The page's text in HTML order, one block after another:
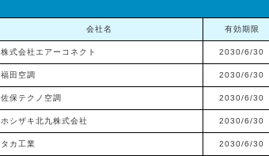
会社名 有効期限
株式会社エアーコネクト 2030/6/30
福田空調 2030/6/30
佐保テクノ空調 2030/6/30
ホシザキ北九株式会社 2030/6/30
タカ工業 2030/6/30